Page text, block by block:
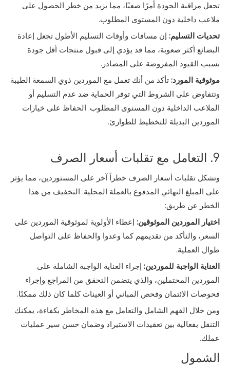
تجعل مراقبة الجودة أمرًا صعبًا، مما يزيد من خطر الحصول على
ملاعب داخلية دون المستوى المطلوب.
تحديات التسليم: إن مسافات وأوقات التسليم الأطول تجعل إعادة
البضائع أكثر صعوبة، مما قد يؤدي إلى قبول منتجات أقل جودة
بسبب القيود المفروضة على المصادر.
موثوقية المورد: تأكد من أنك تعمل مع الموردين ذوي السمعة الطيبة
وتتفاوض على الشروط التي توفر الحماية ضد عدم التسليم أو
الملاعب الداخلية دون المستوى المطلوب. الحفاظ على خيارات
الموردين البديلة للتخطيط للطوارئ.
9. التعامل مع تقلبات أسعار الصرف
وتشكل تقلبات أسعار الصرف خطراً آخر على المستوردين، مما يؤثر
على المبلغ النهائي المدفوع بالعملة المحلية. التخفيف من هذا
الخطر عن طريق:
اختيار الموردين الموثوقين: إعطاء الأولوية لموثوقية الموردين على
السعر، والتأكد من تقديمهم كما وعدوا والحفاظ على التواصل
طوال العملية.
العناية الواجبة للموردين: إجراء العناية الواجبة الشاملة على
الموردين المحتملين، والذي يتضمن التحقق من المراجع وإجراء
فحوصات الائتمان وفحص المباني أو العينات كلما كان ذلك ممكنًا.
ومن خلال الفهم الشامل والتعامل مع هذه المخاطر بكفاءة، يمكنك
التنقل بفعالية بين تعقيدات الاستيراد وضمان حسن سير عمليات
عملك.
الشمول